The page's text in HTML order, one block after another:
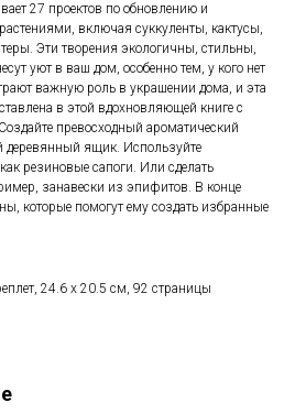
27 проектов по обновлению и
включая суккуленты, кактусы,
Эти творения экологичны, стильны,
уют в ваш дом, особенно тем, у кого нет
важную роль в украшении дома, и эта
​​в этой вдохновляющей книге с
превосходный ароматический
деревянный ящик. Используйте
резиновые сапоги. Или сделать
занавески из эпифитов. В конце
которые помогут ему создать избранные
24.6 х 20.5 см, 92 страницы